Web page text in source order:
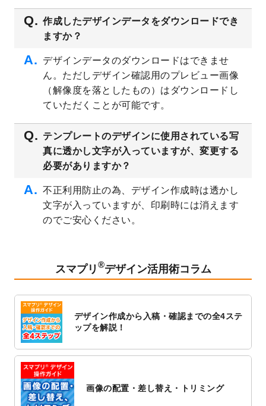
追加しました。
2023/4/20
2023/4/18
セミナー・講演会のチラシデザインテンプ
レートを追加しました。
2023/4/18
スポーツジム・フィットネスクラブのチラ
シデザインテンプレート
2023/3/16
シール・ラベルのデザインテンプレートを
公開いたしました。
2023/3/13
封筒（長3、洋長3、角2）のデザインテンプ
レートを追加しました。
2023/3/13
クリアファイルのデザインテンプレート
追加しました。
2023/3/2
パワーポイント版テンプレートをダウンロ
追加しました。
2023/1/13
4月始まりのカレンダーデザインテンプレー
2023/1/5
スタンプカードのデザインテンプレート
追加しました。
2022/12/26
止のお知らせ
2022/12/16
トを公開いたしました。
2022/12/1
作成したデザインデータをダウンロードでき
ますか？
デザインデータのダウンロードはできませ
ん。ただしデザイン確認用のプレビュー画像
（解像度を落としたもの）はダウンロードし
ていただくことが可能です。
テンプレートのデザインに使用されている写
真に透かし文字が入っていますが、変更する
必要がありますか？
不正利用防止の為、デザイン作成時は透かし
文字が入っていますが、印刷時には消えます
のでご安心ください。
スマプリ ®デザイン活用術コラム
デザイン作成から入稿・確認までの全4ステ
ップを解説！
画像の配置・差し替え・トリミング